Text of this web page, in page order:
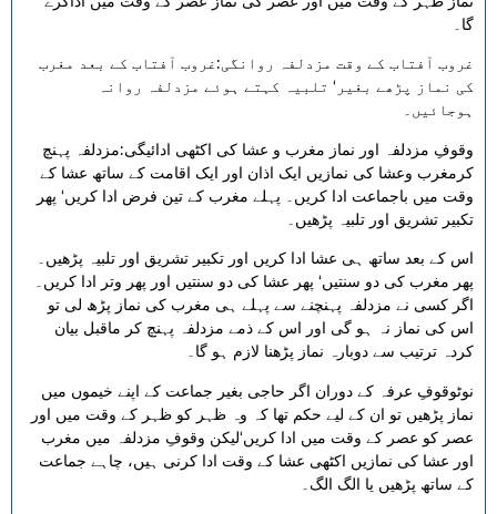
گا۔
غروب آفتاب کے وقت مزدلفہ روانگی:غروب آفتاب کے بعد مغرب
کی نماز پڑھے بغیر‘ تلبیہ کہتے ہوئے مزدلفہ روانہ
ہوجائیں۔
وقوفِ مزدلفہ اور نماز مغرب و عشا کی اکٹھی ادائیگی:مزدلفہ پہنچ
کرمغرب وعشا کی نمازیں ایک اذان اور ایک اقامت کے ساتھ عشا کے
وقت میں باجماعت ادا کریں۔ پہلے مغرب کے تین فرض ادا کریں‘ پھر
تکبیر تشریق اور تلبیہ پڑھیں۔
اس کے بعد ساتھ ہی عشا ادا کریں اور تکبیر تشریق اور تلبیہ پڑھیں۔
پھر مغرب کی دو سنتیں‘ پھر عشا کی دو سنتیں اور پھر وتر ادا کریں۔
اگر کسی نے مزدلفہ پہنچنے سے پہلے ہی مغرب کی نماز پڑھ لی تو
اس کی نماز نہ ہو گی اور اس کے ذمے مزدلفہ پہنچ کر ماقبل بیان
کردہ ترتیب سے دوبارہ نماز پڑھنا لازم ہو گا۔
نوٹوقوفِ عرفہ کے دوران اگر حاجی بغیر جماعت کے اپنے خیموں میں
نماز پڑھیں تو ان کے لیے حکم تھا کہ وہ ظہر کو ظہر کے وقت میں اور
عصر کو عصر کے وقت میں ادا کریں‘لیکن وقوفِ مزدلفہ میں مغرب
اور عشا کی نمازیں اکٹھی عشا کے وقت ادا کرنی ہیں، چاہے جماعت
کے ساتھ پڑھیں یا الگ الگ۔